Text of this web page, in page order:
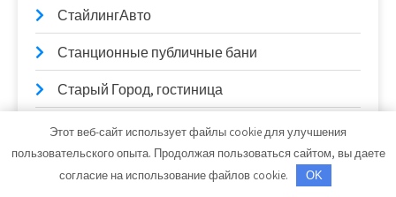
СтайлингАвто
Станционные публичные бани
Старый Город, гостиница
СТО
СТО
Этот веб-сайт использует файлы cookie для улучшения
пользовательского опыта. Продолжая пользоваться сайтом, вы даете
согласие на использование файлов cookie.
OK